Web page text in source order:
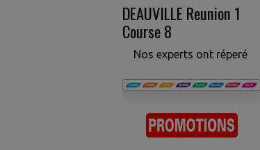
DEAUVILLE Reunion 1
Course 8
Nos experts ont réperé